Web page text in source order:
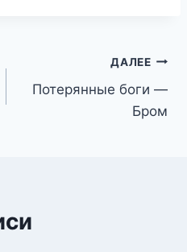
ДАЛЕЕ
Потерянные боги —
Бром